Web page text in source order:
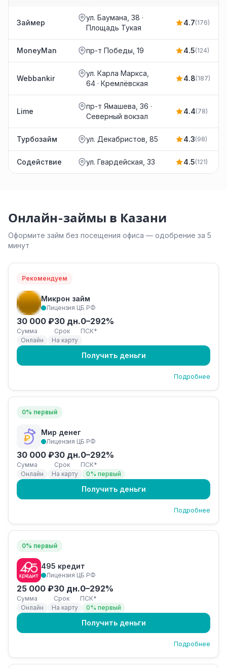
Займер
ул. Баумана, 38 ·
Площадь Тукая
4.7(176)
MoneyMan пр-т Победы, 19 4.5(124)
Webbankir
ул. Карла Маркса,
64 · Кремлёвская
4.8(187)
Lime
пр-т Ямашева, 36 ·
Северный вокзал
4.4(78)
Турбозайм ул. Декабристов, 85 4.3(98)
Содействие ул. Гвардейская, 33 4.5(121)
Онлайн-займы в Казани
Оформите займ без посещения офиса — одобрение за 5
минут
Рекомендуем
Микрон займ
Лицензия ЦБ РФ
30 000 ₽
Сумма
30 дн.
Срок
0–292%
ПСК*
Онлайн
На карту
Получить деньги
Подробнее
0% первый
Мир денег
Лицензия ЦБ РФ
30 000 ₽
Сумма
30 дн.
Срок
0–292%
ПСК*
Онлайн
На карту 0% первый
Получить деньги
Подробнее
0% первый
495 кредит
Лицензия ЦБ РФ
25 000 ₽
Сумма
30 дн.
Срок
0–292%
ПСК*
Онлайн
На карту 0% первый
Получить деньги
Подробнее